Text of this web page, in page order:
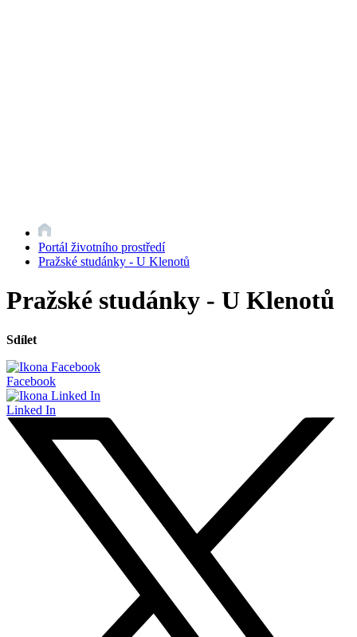
Portál životního prostředí
Pražské studánky - U Klenotů
Pražské studánky - U Klenotů
Sdílet
Facebook
Linked In